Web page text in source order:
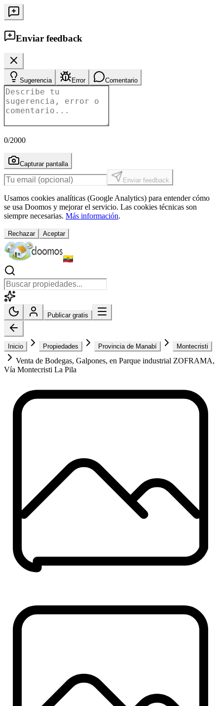
Enviar feedback
Sugerencia Error Comentario
0/2000
Capturar pantalla
Enviar feedback
Usamos cookies analíticas (Google Analytics) para entender cómo
se usa Doomos y mejorar el servicio. Las cookies técnicas son
siempre necesarias. Más información.
Rechazar Aceptar
Publicar gratis
Inicio Propiedades Provincia de Manabí Montecristi
Venta de Bodegas, Galpones, en Parque industrial ZOFRAMA,
Vía Montecristi La Pila